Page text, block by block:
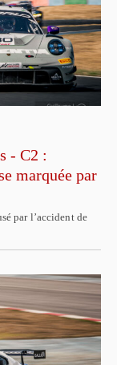
- C2 :
marquée par
par l’accident de